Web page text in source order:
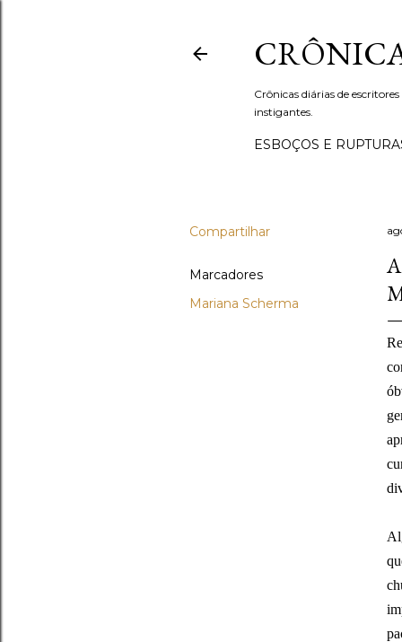
Crônicas diárias de
instigantes.
ESBOÇOS E
Compartilhar
Marcadores
Mariana Scherma